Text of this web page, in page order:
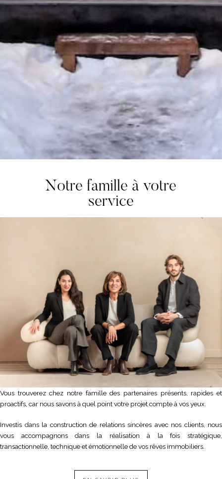
Notre famille à votre
service
Vous trouverez chez notre famille des partenaires présents, rapides et
proactifs, car nous savons à quel point votre projet compte à vos yeux.
Investis dans la construction de relations sincères avec nos clients, nous
vous accompagnons dans la réalisation à la fois stratégique,
transactionnelle, technique et émotionnelle de vos rêves immobiliers.